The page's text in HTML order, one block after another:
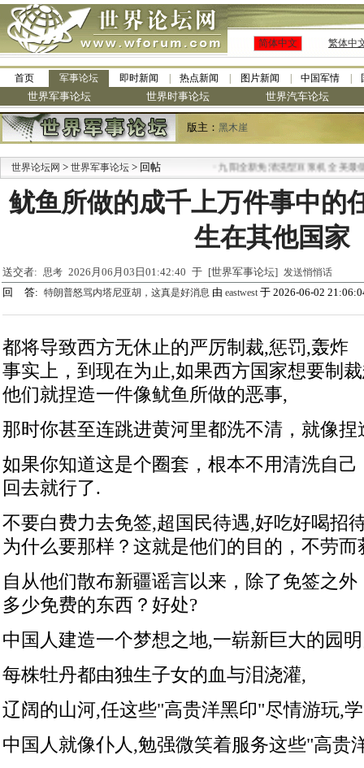
简体中文 繁体中
首页 军事论坛 即时新闻 热点新闻 图片新闻 中国军情
世界军事论坛 世界时事论坛 世界汽车论坛
版主： 黑木崖
世界论坛网 > 世界军事论坛 > 回帖 九阳全新免清洗型豆浆机 全美最低
鱿鱼所做的成千上万件事中的
生在其他国家
送交者: 思考 2026月06月03日01:42:40 于 [世界军事论坛] 发送悄悄话
回 答: 特朗普怒骂内塔尼亚胡，这真是好消息 由 eastwest 于 2026-06-02
都将导致西方无休止的严厉制裁,惩罚,轰炸
事实上，到现在为止,如果西方国家想要制
他们就捏造一件像鱿鱼所做的恶事,
那时你甚至连跳进黄河里都洗不清，就像
如果你知道这是个圈套，根本不用清洗自
回去就行了.
不要白费力去免签,超国民待遇,好吃好喝招
为什么要那样？这就是他们的目的，不劳而
自从他们散布新疆谣言以来，除了免签之
多少免费的东西？好处?
中国人建造一个梦想之地,一崭新巨大的园
每株牡丹都由独生子女的血与泪浇灌,
辽阔的山河,任这些"高贵洋黑印"尽情游玩,
中国人就像仆人,勉强微笑着服务这些"高贵